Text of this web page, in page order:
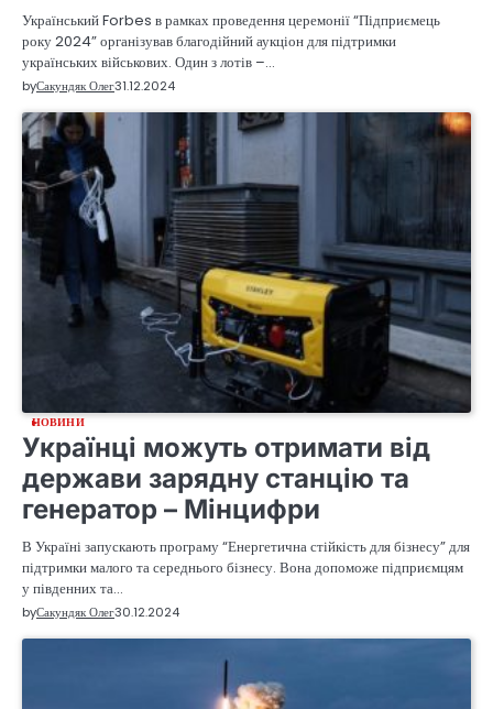
Український Forbes в рамках проведення церемонії “Підприємець
року 2024” організував благодійний аукціон для підтримки
українських військових. Один з лотів –…
byСакундяк Олег31.12.2024
НОВИНИ
Українці можуть отримати від
держави зарядну станцію та
генератор – Мінцифри
В Україні запускають програму “Енергетична стійкість для бізнесу” для
підтримки малого та середнього бізнесу. Вона допоможе підприємцям
у південних та…
byСакундяк Олег30.12.2024